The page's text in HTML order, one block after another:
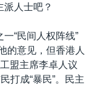
人士吧？
“民间人权阵线”
的意见，但香港人
盟主席李卓人议
打成“暴民”。民主